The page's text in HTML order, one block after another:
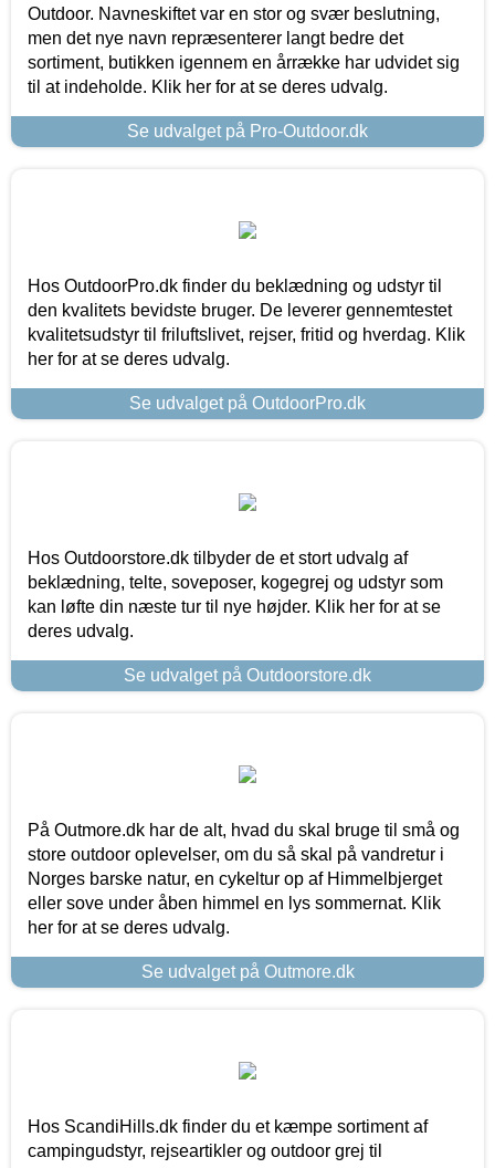
Outdoor. Navneskiftet var en stor og svær beslutning,
men det nye navn repræsenterer langt bedre det
sortiment, butikken igennem en årrække har udvidet sig
til at indeholde. Klik her for at se deres udvalg.
Se udvalget på Pro-Outdoor.dk
Hos OutdoorPro.dk finder du beklædning og udstyr til
den kvalitets bevidste bruger. De leverer gennemtestet
kvalitetsudstyr til friluftslivet, rejser, fritid og hverdag. Klik
her for at se deres udvalg.
Se udvalget på OutdoorPro.dk
Hos Outdoorstore.dk tilbyder de et stort udvalg af
beklædning, telte, soveposer, kogegrej og udstyr som
kan løfte din næste tur til nye højder. Klik her for at se
deres udvalg.
Se udvalget på Outdoorstore.dk
På Outmore.dk har de alt, hvad du skal bruge til små og
store outdoor oplevelser, om du så skal på vandretur i
Norges barske natur, en cykeltur op af Himmelbjerget
eller sove under åben himmel en lys sommernat. Klik
her for at se deres udvalg.
Se udvalget på Outmore.dk
Hos ScandiHills.dk finder du et kæmpe sortiment af
campingudstyr, rejseartikler og outdoor grej til